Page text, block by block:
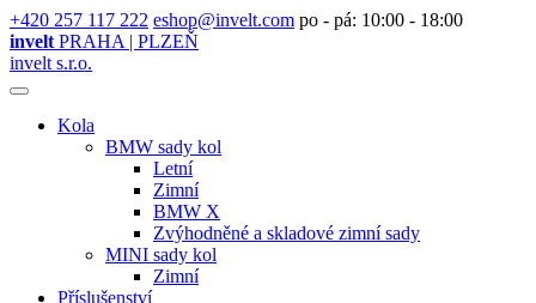
+420 257 117 222 eshop@invelt.com po - pá: 10:00 - 18:00
invelt PRAHA | PLZEŇ
invelt s.r.o.
Kola
BMW sady kol
Letní
Zimní
BMW X
Zvýhodněné a skladové zimní sady
MINI sady kol
Zimní
Příslušenství